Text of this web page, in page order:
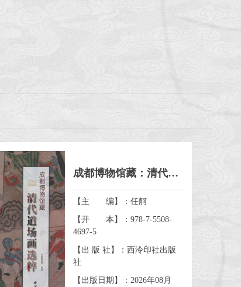
成都博物馆藏：清代道场画选粹
【主 编】：任舸
【开 本】：978-7-5508-
4697-5
【出 版 社】：西泠印社出版
社
【出版日期】：2026年08月